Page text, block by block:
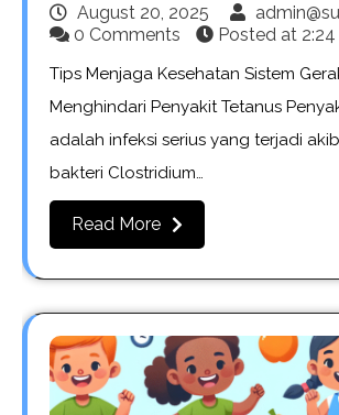
August 20, 2025
0 Comments
Posted at
Tips Menjaga Kesehatan Sistem
Menghindari Penyakit Tetanus
adalah infeksi serius yang terjadi
bakteri Clostridium…
Read More